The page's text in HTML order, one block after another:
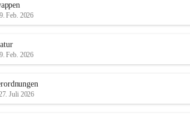
Feb. 2026
Feb. 2026
Juli 2026